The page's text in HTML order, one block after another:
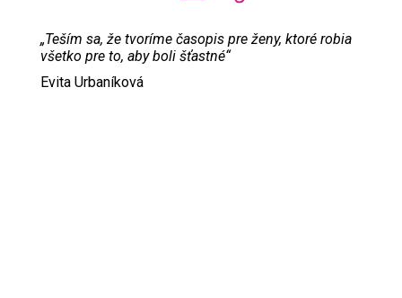
„Teším sa, že tvoríme časopis pre ženy, ktoré robia
všetko pre to, aby boli šťastné“
Evita Urbaníková